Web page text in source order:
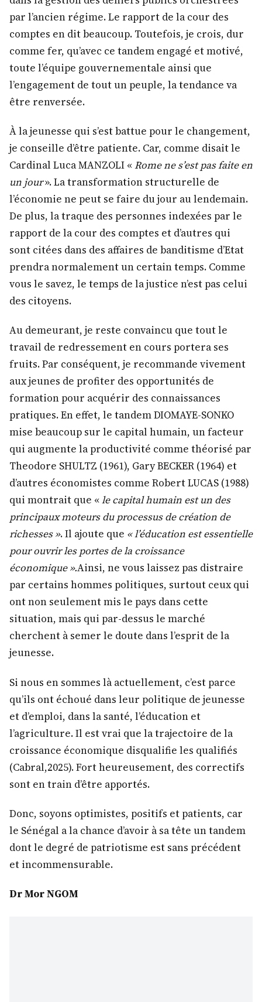
par l’ancien régime. Le rapport de la cour des
comptes en dit beaucoup. Toutefois, je crois, dur
comme fer, qu’avec ce tandem engagé et motivé,
toute l’équipe gouvernementale ainsi que
l’engagement de tout un peuple, la tendance va
être renversée.
À la jeunesse qui s’est battue pour le changement,
je conseille d’être patiente. Car, comme disait le
Cardinal Luca MANZOLI «Rome ne s’est pas faite en
un jour». La transformation structurelle de
l’économie ne peut se faire du jour au lendemain.
De plus, la traque des personnes indexées par le
rapport de la cour des comptes et d’autres qui
sont citées dans des affaires de banditisme d’Etat
prendra normalement un certain temps. Comme
vous le savez, le temps de la justice n’est pas celui
des citoyens.
Au demeurant, je reste convaincu que tout le
travail de redressement en cours portera ses
fruits. Par conséquent, je recommande vivement
aux jeunes de profiter des opportunités de
formation pour acquérir des connaissances
pratiques. En effet, le tandem DIOMAYE-SONKO
mise beaucoup sur le capital humain, un facteur
qui augmente la productivité comme théorisé par
Theodore SHULTZ (1961), Gary BECKER (1964) et
d’autres économistes comme Robert LUCAS (1988)
qui montrait que «le capital humain est un des
principaux moteurs du processus de création de
richesses ». Il ajoute que « l’éducation est essentielle
pour ouvrir les portes de la croissance
économique ».Ainsi, ne vous laissez pas distraire
par certains hommes politiques, surtout ceux qui
ont non seulement mis le pays dans cette
situation, mais qui par-dessus le marché
cherchent à semer le doute dans l’esprit de la
jeunesse.
Si nous en sommes là actuellement, c’est parce
qu’ils ont échoué dans leur politique de jeunesse
et d’emploi, dans la santé, l’éducation et
l’agriculture. Il est vrai que la trajectoire de la
croissance économique disqualifie les qualifiés
(Cabral,2025). Fort heureusement, des correctifs
sont en train d’être apportés.
Donc, soyons optimistes, positifs et patients, car
le Sénégal a la chance d’avoir à sa tête un tandem
dont le degré de patriotisme est sans précédent
et incommensurable.
Dr Mor NGOM